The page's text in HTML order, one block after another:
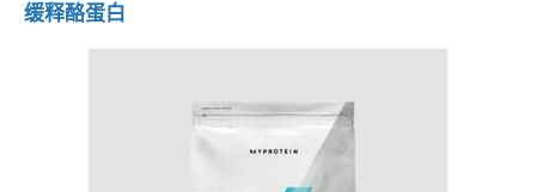
缓释酪蛋白